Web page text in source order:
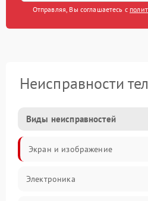
Отправляя, Вы соглашаетесь с
Неисправности
Виды неисправностей
Экран и изображение
Электроника